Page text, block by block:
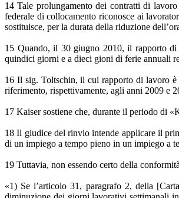
14 Tale prolungamento dei contratti di
federale di collocamento riconosce ai
sostituisce, per la durata della riduzione
15 Quando, il 30 giugno 2010, il rapporto di
quindici giorni e a dieci gioni di ferie annuali
16 Il sig. Toltschin, il cui rapporto di lavoro è
riferimento, rispettivamente, agli anni 2009 e
17 Kaiser sostiene che, durante il periodo di
18 Il giudice del rinvio intende applicare il
di un impiego a tempo pieno in un impiego a
19 Tuttavia, non essendo certo della
«1) Se l’articolo 31, paragrafo 2, della